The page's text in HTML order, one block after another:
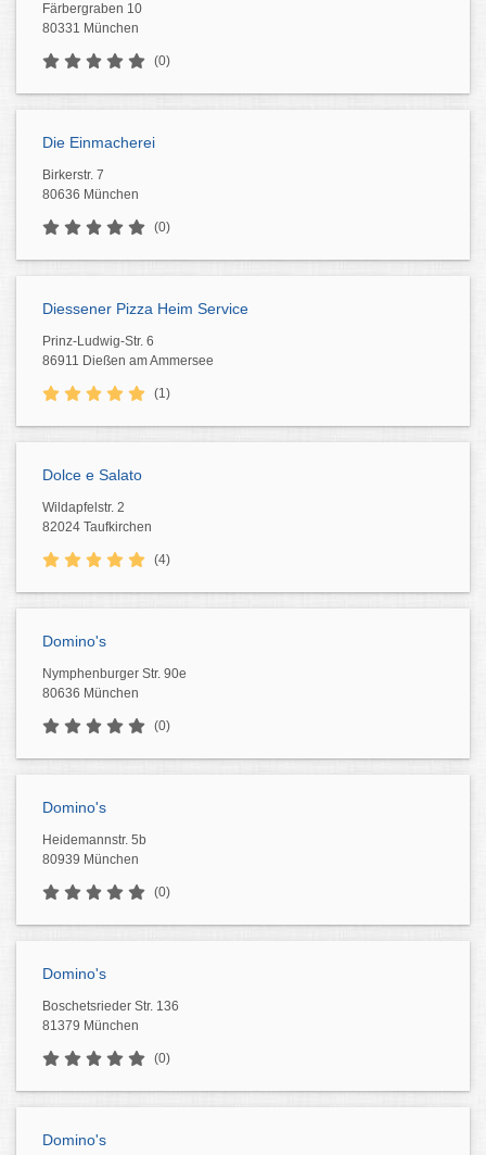
Färbergraben 10
80331 München
(0)
Die Einmacherei
Birkerstr. 7
80636 München
(0)
Diessener Pizza Heim Service
Prinz-Ludwig-Str. 6
86911 Dießen am Ammersee
(1)
Dolce e Salato
Wildapfelstr. 2
82024 Taufkirchen
(4)
Domino's
Nymphenburger Str. 90e
80636 München
(0)
Domino's
Heidemannstr. 5b
80939 München
(0)
Domino's
Boschetsrieder Str. 136
81379 München
(0)
Domino's